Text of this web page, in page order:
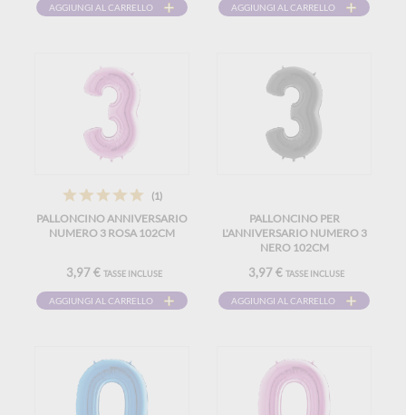
AGGIUNGI AL CARRELLO AGGIUNGI AL CARRELLO
(1)
PALLONCINO ANNIVERSARIO
NUMERO 3 ROSA 102CM
3,97 € TASSE INCLUSE
AGGIUNGI AL CARRELLO
PALLONCINO PER
L'ANNIVERSARIO NUMERO 3
NERO 102CM
3,97 € TASSE INCLUSE
AGGIUNGI AL CARRELLO